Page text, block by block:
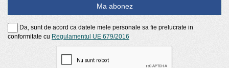
Da, sunt de acord ca datele mele personale sa fie prelucrate in
conformitate cu Regulamentul UE 679/2016